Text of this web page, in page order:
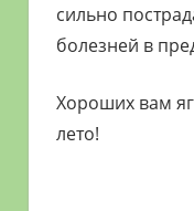
сильно
болезней в
Хороших вам
лето!